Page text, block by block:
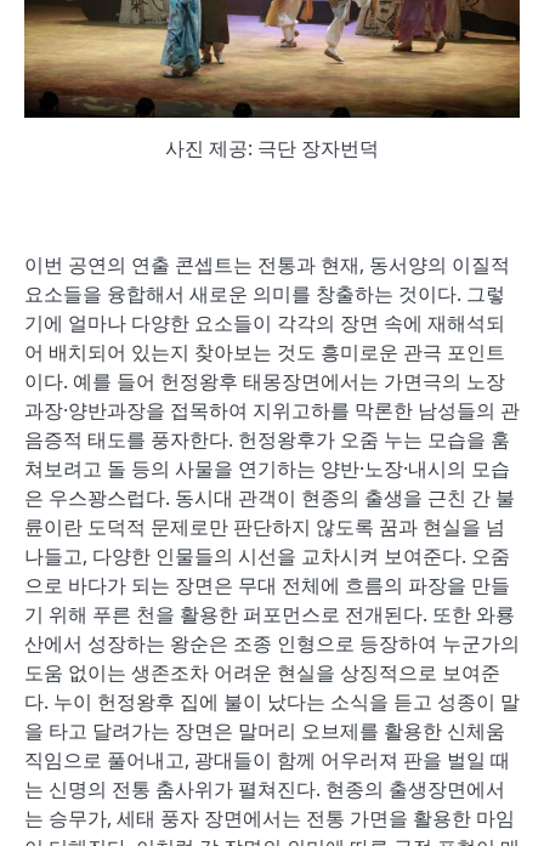
사진 제공: 극단 장자번덕
이번 공연의 연출 콘셉트는 전통과 현재, 동서양의 이질적
요소들을 융합해서 새로운 의미를 창출하는 것이다. 그렇
기에 얼마나 다양한 요소들이 각각의 장면 속에 재해석되
어 배치되어 있는지 찾아보는 것도 흥미로운 관극 포인트
이다. 예를 들어 헌정왕후 태몽장면에서는 가면극의 노장
과장·양반과장을 접목하여 지위고하를 막론한 남성들의 관
음증적 태도를 풍자한다. 헌정왕후가 오줌 누는 모습을 훔
쳐보려고 돌 등의 사물을 연기하는 양반·노장·내시의 모습
은 우스꽝스럽다. 동시대 관객이 현종의 출생을 근친 간 불
륜이란 도덕적 문제로만 판단하지 않도록 꿈과 현실을 넘
나들고, 다양한 인물들의 시선을 교차시켜 보여준다. 오줌
으로 바다가 되는 장면은 무대 전체에 흐름의 파장을 만들
기 위해 푸른 천을 활용한 퍼포먼스로 전개된다. 또한 와룡
산에서 성장하는 왕순은 조종 인형으로 등장하여 누군가의
도움 없이는 생존조차 어려운 현실을 상징적으로 보여준
다. 누이 헌정왕후 집에 불이 났다는 소식을 듣고 성종이 말
을 타고 달려가는 장면은 말머리 오브제를 활용한 신체움
직임으로 풀어내고, 광대들이 함께 어우러져 판을 벌일 때
는 신명의 전통 춤사위가 펼쳐진다. 현종의 출생장면에서
는 승무가, 세태 풍자 장면에서는 전통 가면을 활용한 마임